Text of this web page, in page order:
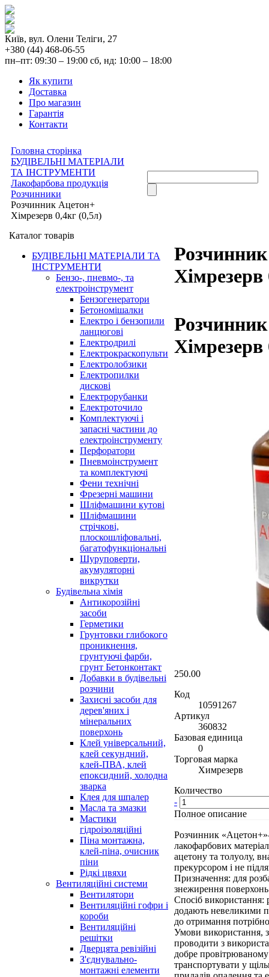
Київ, вул. Олени Теліги, 27
+380 (44) 468-06-55
пн–пт: 09:30 – 19:00 сб, нд: 10:00 – 18:00
Як купити
Доставка
Про магазин
Гарантія
Контакти
Головна сторінка
БУДІВЕЛЬНІ МАТЕРІАЛИ
ТА ІНСТРУМЕНТИ
Лакофарбова продукція
Розчинники
Розчинник Ацетон+
Хімрезерв 0,4кг (0,5л)
Каталог товарів
БУДІВЕЛЬНІ МАТЕРІАЛИ ТА
ІНСТРУМЕНТИ
Бензо-, пневмо-, та
електроінструмент
Бензогенератори
Бетономішалки
Електро і бензопили
ланцюгові
Електродрилі
Електрокраскопульти
Електролобзики
Електропилки
дискові
Електрорубанки
Електроточило
Комплектуючі і
запасні частини до
електроінструменту
Перфоратори
Пневмоінструмент
та комплектуючі
Фени технічні
Фрезерні машини
Шліфмашини кутові
Шліфмашини
стрічкові,
плоскошліфовальні,
багатофункціональні
Шуруповерти,
акумуляторні
викрутки
Будівельна хімія
Антикорозійні
засоби
Герметики
Грунтовки глибокого
проникнення,
грунтуючі фарби,
грунт Бетонконтакт
Добавки в будівельні
розчини
Захисні засоби для
дерев'яних і
мінеральних
поверхонь
Клей універсальний,
клей секундний,
клей-ПВА, клей
епоксидний, холодна
зварка
Клея для шпалер
Масла та змазки
Мастики
гідроізоляційні
Піна монтажна,
клей-піна, очисник
піни
Рідкі цвяхи
Вентиляційні системи
Вентилятори
Вентиляційні гофри і
короби
Вентиляційні
решітки
Дверцята ревізійні
З'єднувально-
монтажні елементи
250.00
Код
10591267
Артикул
360832
Базовая единица
0
Торговая марка
Химрезерв
Количество
-
Полное описание
Розчинник
лакофарбових
ацетону та толуолу,
прекурсором і не
Призначення: для
знежирення
Спосіб
додають невеликими
до отримання
Умови використання,
проводити з
добре
транспортувати у